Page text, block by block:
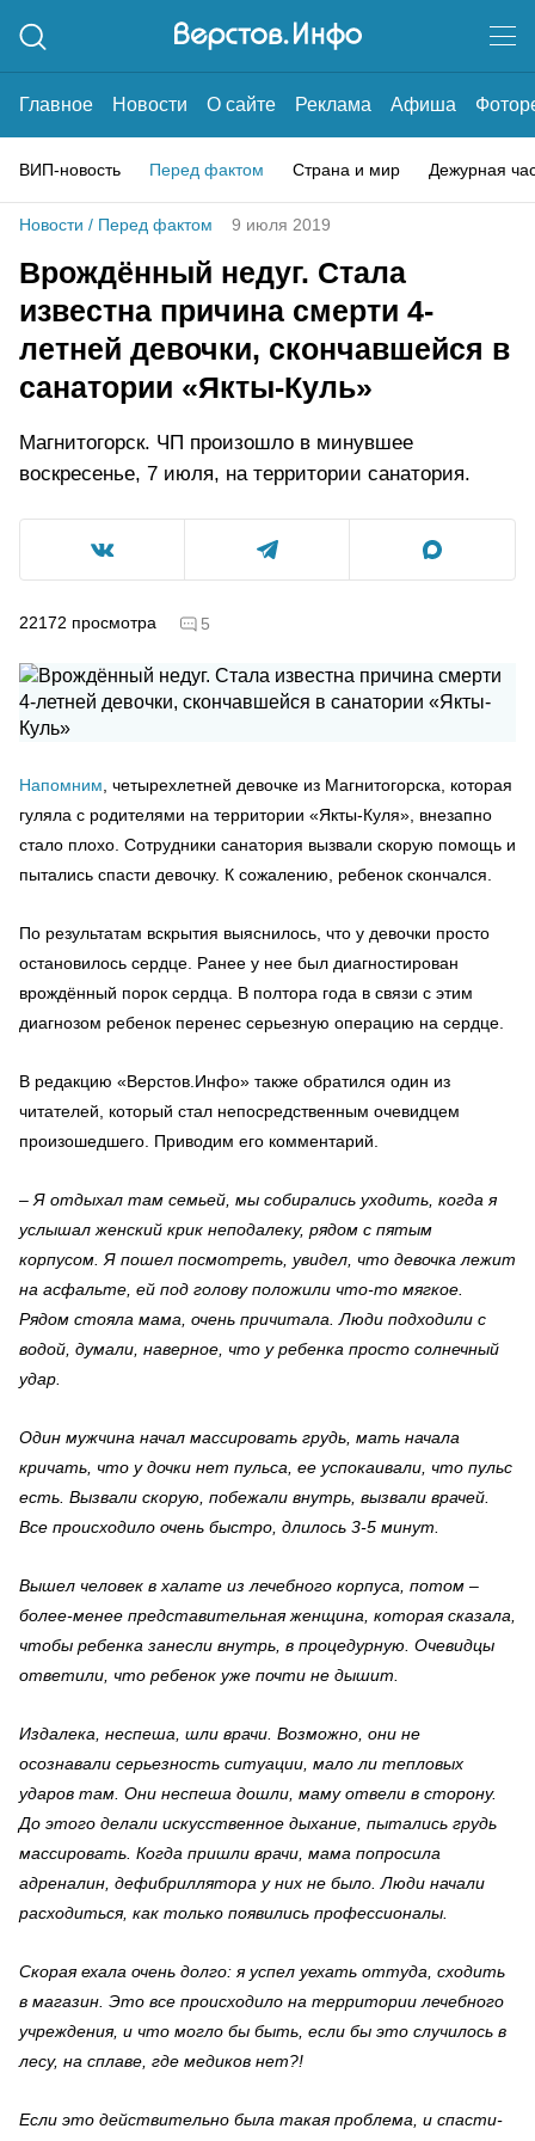
Главное Новости О сайте Реклама Афиша
ВИП-новость Перед фактом Страна и мир Дежурная
Новости / Перед фактом 9 июля 2019
Врождённый недуг. Стала
известна причина смерти 4-
летней девочки, скончавшейся в
санатории «Якты-Куль»
Магнитогорск. ЧП произошло в минувшее
воскресенье, 7 июля, на территории санатория.
22172 просмотра 5
Напомним , четырехлетней девочке из Магнитогорска, которая
гуляла с родителями на территории «Якты-Куля», внезапно
стало плохо. Сотрудники санатория вызвали скорую помощь и
пытались спасти девочку. К сожалению, ребенок скончался.
По результатам вскрытия выяснилось, что у девочки просто
остановилось сердце. Ранее у нее был диагностирован
врождённый порок сердца. В полтора года в связи с этим
диагнозом ребенок перенес серьезную операцию на сердце.
В редакцию «Верстов.Инфо» также обратился один из
читателей, который стал непосредственным очевидцем
произошедшего. Приводим его комментарий.
– Я отдыхал там семьей, мы собирались уходить, когда я
услышал женский крик неподалеку, рядом с пятым
корпусом. Я пошел посмотреть, увидел, что девочка лежит
на асфальте, ей под голову положили что-то мягкое.
Рядом стояла мама, очень причитала. Люди подходили с
водой, думали, наверное, что у ребенка просто солнечный
удар.
Один мужчина начал массировать грудь, мать начала
кричать, что у дочки нет пульса, ее успокаивали, что пульс
есть. Вызвали скорую, побежали внутрь, вызвали врачей.
Все происходило очень быстро, длилось 3-5 минут.
Вышел человек в халате из лечебного корпуса, потом –
более-менее представительная женщина, которая сказала,
чтобы ребенка занесли внутрь, в процедурную. Очевидцы
ответили, что ребенок уже почти не дышит.
Издалека, неспеша, шли врачи. Возможно, они не
осознавали серьезность ситуации, мало ли тепловых
ударов там. Они неспеша дошли, маму отвели в сторону.
До этого делали искусственное дыхание, пытались грудь
массировать. Когда пришли врачи, мама попросила
адреналин, дефибриллятора у них не было. Люди начали
расходиться, как только появились профессионалы.
Скорая ехала очень долго: я успел уехать оттуда, сходить
в магазин. Это все происходило на территории лечебного
учреждения, и что могло бы быть, если бы это случилось в
лесу, на сплаве, где медиков нет?!
Если это действительно была такая проблема, и спасти-